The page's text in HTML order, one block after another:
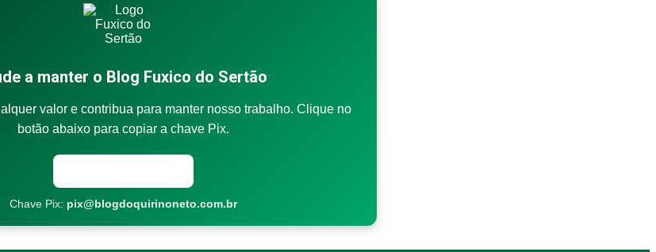
a manter o Blog Fuxico do Sertão
valor e contribua para manter nosso trabalho. Clique no
botão abaixo para copiar a chave Pix.
Chave Pix: pix@blogdoquirinoneto.com.br